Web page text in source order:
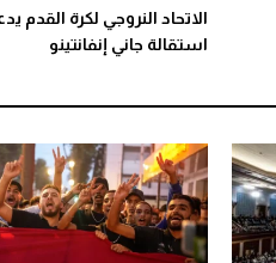
الاتحاد النروجي لكرة القدم
استقالة جاني إنفانتينو